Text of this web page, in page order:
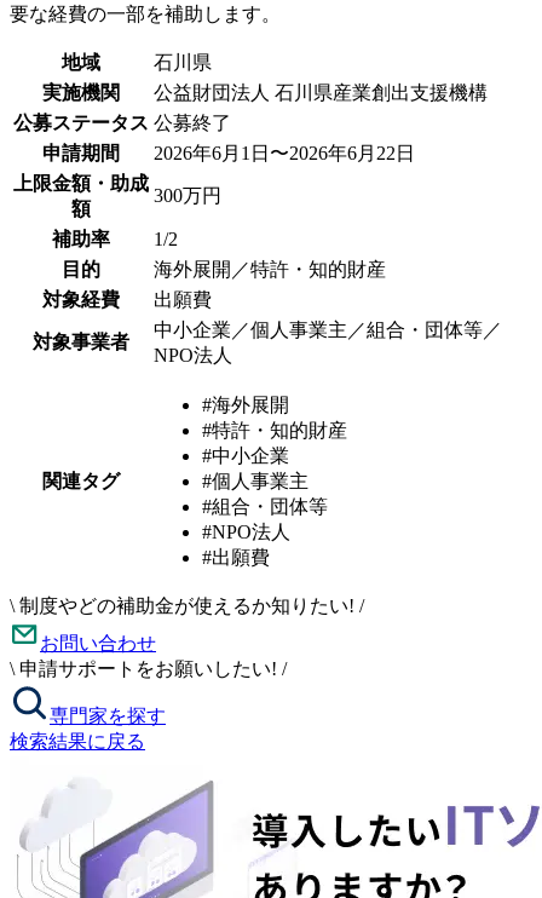
要な経費の一部を補助します。
地域
石川県
実施機関
公益財団法人 石川県産業創出支援機構
公募ステータス 公募終了
申請期間
2026年6月1日〜2026年6月22日
上限金額・助成
額
300万円
補助率
1/2
目的
海外展開／特許・知的財産
対象経費
出願費
対象事業者
中小企業／個人事業主／組合・団体等／
NPO法人
関連タグ
#海外展開
#特許・知的財産
#中小企業
#個人事業主
#組合・団体等
#NPO法人
#出願費
\ 制度やどの補助金が使えるか知りたい! /
お問い合わせ
\ 申請サポートをお願いしたい! /
専門家を探す
検索結果に戻る